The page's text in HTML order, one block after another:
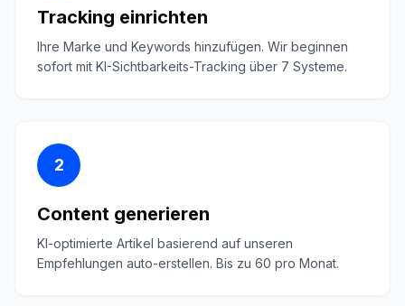
Tracking einrichten
Ihre Marke und Keywords hinzufügen. Wir beginnen
sofort mit KI-Sichtbarkeits-Tracking über 7 Systeme.
2
Content generieren
KI-optimierte Artikel basierend auf unseren
Empfehlungen auto-erstellen. Bis zu 60 pro Monat.